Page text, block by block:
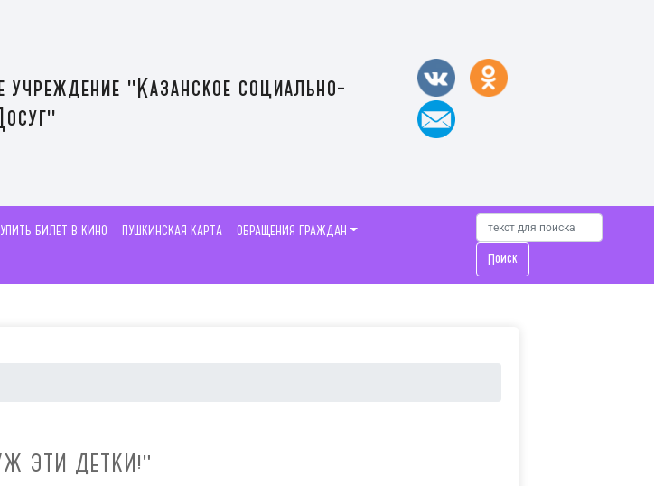
учреждение "Казанское социально-
БИЛЕТ В КИНО ПУШКИНСКАЯ КАРТА
ОБРАЩЕНИЯ ГРАЖДАН
Поиск
ЭТИ ДЕТКИ!"